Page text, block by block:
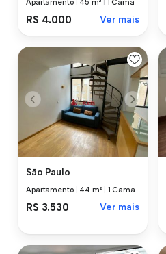
Apartamento 45 m² 1 Cama
R$ 4.000 Ver mais
São Paulo
Apartamento 44 m² 1 Cama
R$ 3.530 Ver mais